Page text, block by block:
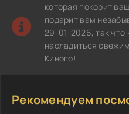
которая покорит
подарит вам
29-01-2026, так что
насладиться
Киного!
Рекомендуем